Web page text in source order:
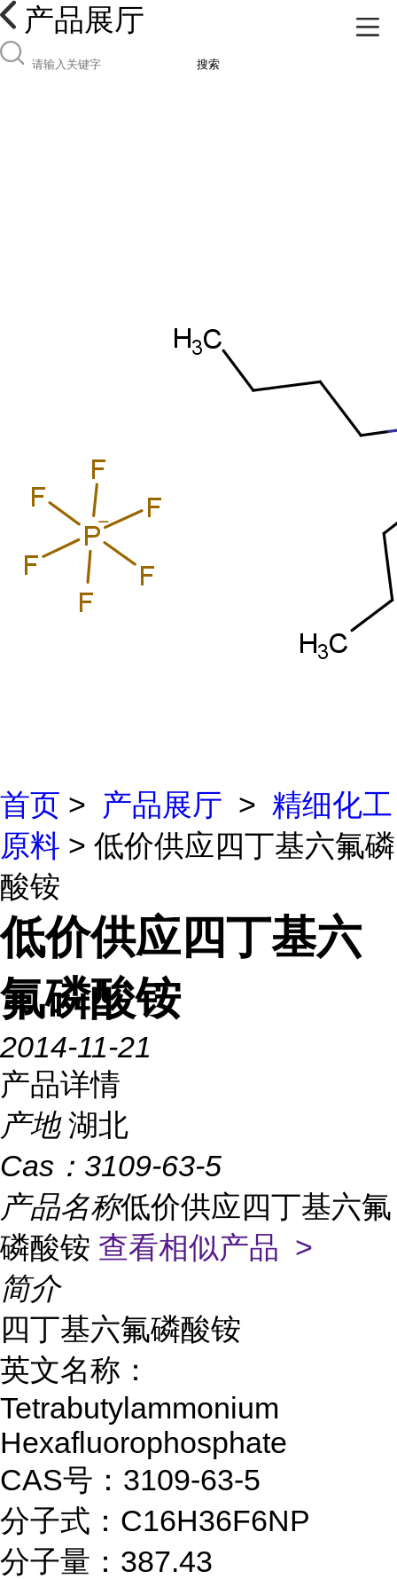
产品展厅
搜索
首页 > 产品展厅 > 精细化工
原料 > 低价供应四丁基六氟磷
酸铵
低价供应四丁基六
氟磷酸铵
2014-11-21
产品详情
产地 湖北
Cas： 3109-63-5
产品名称低价供应四丁基六氟
磷酸铵 查看相似产品 >
简介
四丁基六氟磷酸铵
英文名称：
Tetrabutylammonium
Hexafluorophosphate
CAS号：3109-63-5
分子式：C16H36F6NP
分子量：387.43